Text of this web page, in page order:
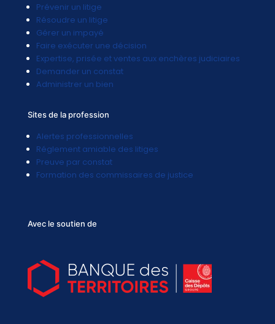
Prévenir un litige
Résoudre un litige
Gérer un impayé
Faire exécuter une décision
Expertise, prisée et ventes aux enchères judiciaires
Demander un constat
Administrer un bien
Sites de la profession
Alertes professionnelles
Réglement amiable des litiges
Preuve par constat
Formation des commissaires de justice
Avec le soutien de